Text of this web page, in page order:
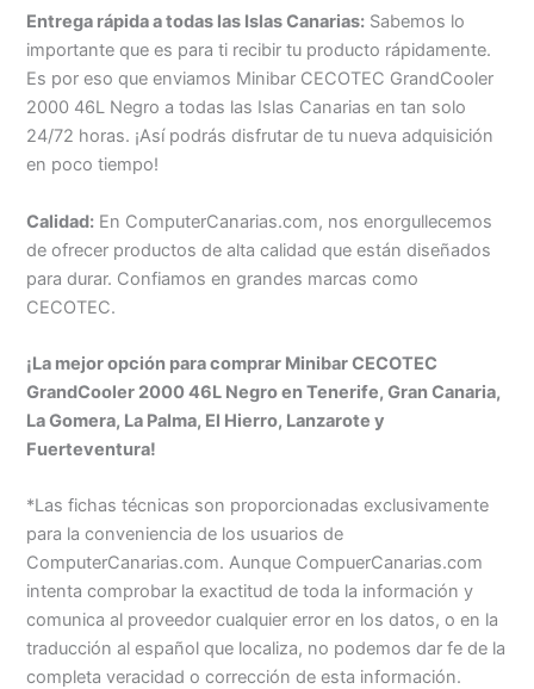
Entrega rápida a todas las Islas Canarias: Sabemos lo
importante que es para ti recibir tu producto rápidamente.
Es por eso que enviamos Minibar CECOTEC GrandCooler
2000 46L Negro a todas las Islas Canarias en tan solo
24/72 horas. ¡Así podrás disfrutar de tu nueva adquisición
en poco tiempo!
Calidad: En ComputerCanarias.com, nos enorgullecemos
de ofrecer productos de alta calidad que están diseñados
para durar. Confiamos en grandes marcas como
CECOTEC.
¡La mejor opción para comprar Minibar CECOTEC
GrandCooler 2000 46L Negro en Tenerife, Gran Canaria,
La Gomera, La Palma, El Hierro, Lanzarote y
Fuerteventura!
*Las fichas técnicas son proporcionadas exclusivamente
para la conveniencia de los usuarios de
ComputerCanarias.com. Aunque CompuerCanarias.com
intenta comprobar la exactitud de toda la información y
comunica al proveedor cualquier error en los datos, o en la
traducción al español que localiza, no podemos dar fe de la
completa veracidad o corrección de esta información.